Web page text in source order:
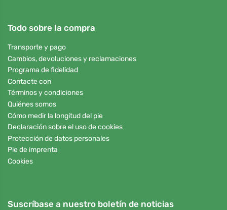
Todo sobre la compra
Transporte y pago
Cambios, devoluciones y reclamaciones
Programa de fidelidad
Contacte con
Términos y condiciones
Quiénes somos
Cómo medir la longitud del pie
Declaración sobre el uso de cookies
Protección de datos personales
Pie de imprenta
Cookies
Suscríbase a nuestro boletín de noticias